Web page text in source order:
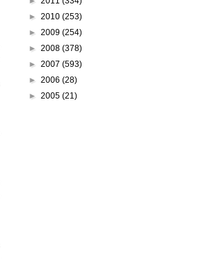
► 2010 (253)
► 2009 (254)
► 2008 (378)
► 2007 (593)
► 2006 (28)
► 2005 (21)